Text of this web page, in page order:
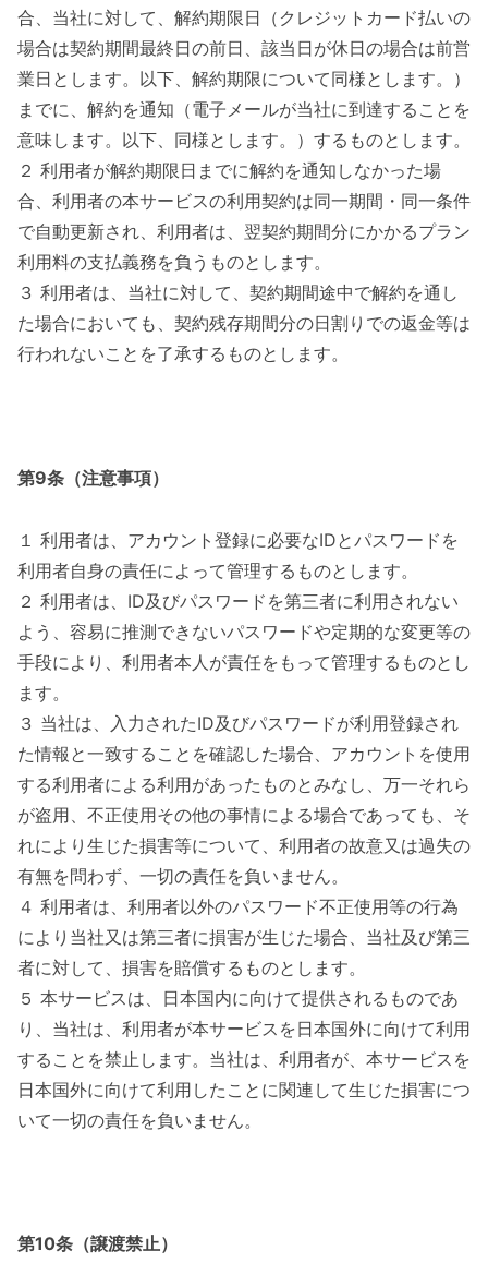
合、当社に対して、解約期限日（クレジットカード払いの
場合は契約期間最終日の前日、該当日が休日の場合は前営
業日とします。以下、解約期限について同様とします。）
までに、解約を通知（電子メールが当社に到達することを
意味します。以下、同様とします。）するものとします。
２ 利用者が解約期限日までに解約を通知しなかった場
合、利用者の本サービスの利用契約は同一期間・同一条件
で自動更新され、利用者は、翌契約期間分にかかるプラン
利用料の支払義務を負うものとします。
３ 利用者は、当社に対して、契約期間途中で解約を通し
た場合においても、契約残存期間分の日割りでの返金等は
行われないことを了承するものとします。
第9条（注意事項）
１ 利用者は、アカウント登録に必要なIDとパスワードを
利用者自身の責任によって管理するものとします。
２ 利用者は、ID及びパスワードを第三者に利用されない
よう、容易に推測できないパスワードや定期的な変更等の
手段により、利用者本人が責任をもって管理するものとし
ます。
３ 当社は、入力されたID及びパスワードが利用登録され
た情報と一致することを確認した場合、アカウントを使用
する利用者による利用があったものとみなし、万一それら
が盗用、不正使用その他の事情による場合であっても、そ
れにより生じた損害等について、利用者の故意又は過失の
有無を問わず、一切の責任を負いません。
４ 利用者は、利用者以外のパスワード不正使用等の行為
により当社又は第三者に損害が生じた場合、当社及び第三
者に対して、損害を賠償するものとします。
５ 本サービスは、日本国内に向けて提供されるものであ
り、当社は、利用者が本サービスを日本国外に向けて利用
することを禁止します。当社は、利用者が、本サービスを
日本国外に向けて利用したことに関連して生じた損害につ
いて一切の責任を負いません。
第10条（譲渡禁止）